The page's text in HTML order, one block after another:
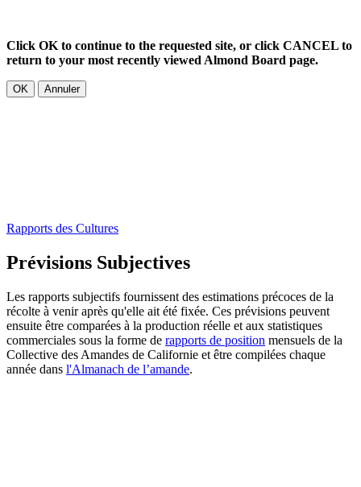
Click OK to continue to the requested site, or click CANCEL to
return to your most recently viewed Almond Board page.
OK Annuler
Rapports des Cultures
Prévisions Subjectives
Les rapports subjectifs fournissent des estimations précoces de la
récolte à venir après qu'elle ait été fixée. Ces prévisions peuvent
ensuite être comparées à la production réelle et aux statistiques
commerciales sous la forme de rapports de position mensuels de la
Collective des Amandes de Californie et être compilées chaque
année dans l'Almanach de l’amande.